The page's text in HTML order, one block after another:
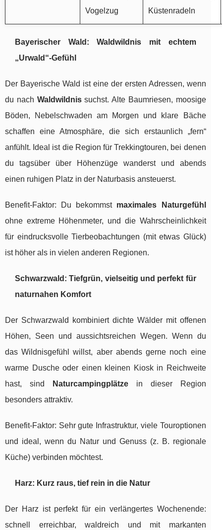
Vogelzug
Küstenradeln
Bayerischer Wald: Waldwildnis mit echtem
„Urwald“-Gefühl
Der Bayerische Wald ist eine der ersten Adressen, wenn
du nach Waldwildnissuchst. Alte Baumriesen, moosige
Böden, Nebelschwaden am Morgen und klare Bäche
schaffen eine Atmosphäre, die sich erstaunlich „fern“
anfühlt. Ideal ist die Region für Trekkingtouren, bei denen
du tagsüber über Höhenzüge wanderst und abends
einen ruhigen Platz in der Naturbasis ansteuerst.
Benefit-Faktor: Du bekommst maximales Naturgefühl
ohne extreme Höhenmeter, und die Wahrscheinlichkeit
für eindrucksvolle Tierbeobachtungen (mit etwas Glück)
ist höher als in vielen anderen Regionen.
Schwarzwald: Tiefgrün, vielseitig und perfekt für
naturnahen Komfort
Der Schwarzwald kombiniert dichte Wälder mit offenen
Höhen, Seen und aussichtsreichen Wegen. Wenn du
das Wildnisgefühl willst, aber abends gerne noch eine
warme Dusche oder einen kleinen Kiosk in Reichweite
hast, sind
Naturcampingplätzein dieser Region
besonders attraktiv.
Benefit-Faktor: Sehr gute Infrastruktur, viele Touroptionen
und ideal, wenn du Natur und Genuss (z. B. regionale
Küche) verbinden möchtest.
Harz: Kurz raus, tief rein in die Natur
Der Harz ist perfekt für ein verlängertes Wochenende:
schnell erreichbar, waldreich und mit markanten